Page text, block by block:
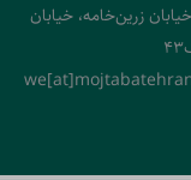
زرین‌خامه، خیابان